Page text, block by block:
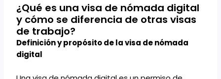
¿Qué es una visa de nómada digital
y cómo se diferencia de otras visas
de trabajo?
Definición y propósito de la visa de nómada
digital